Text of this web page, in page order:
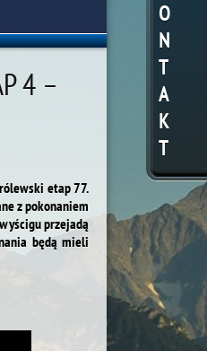
O
N
T
A
K
T
4 –
etap 77.
z pokonaniem
przejadą
będą mieli